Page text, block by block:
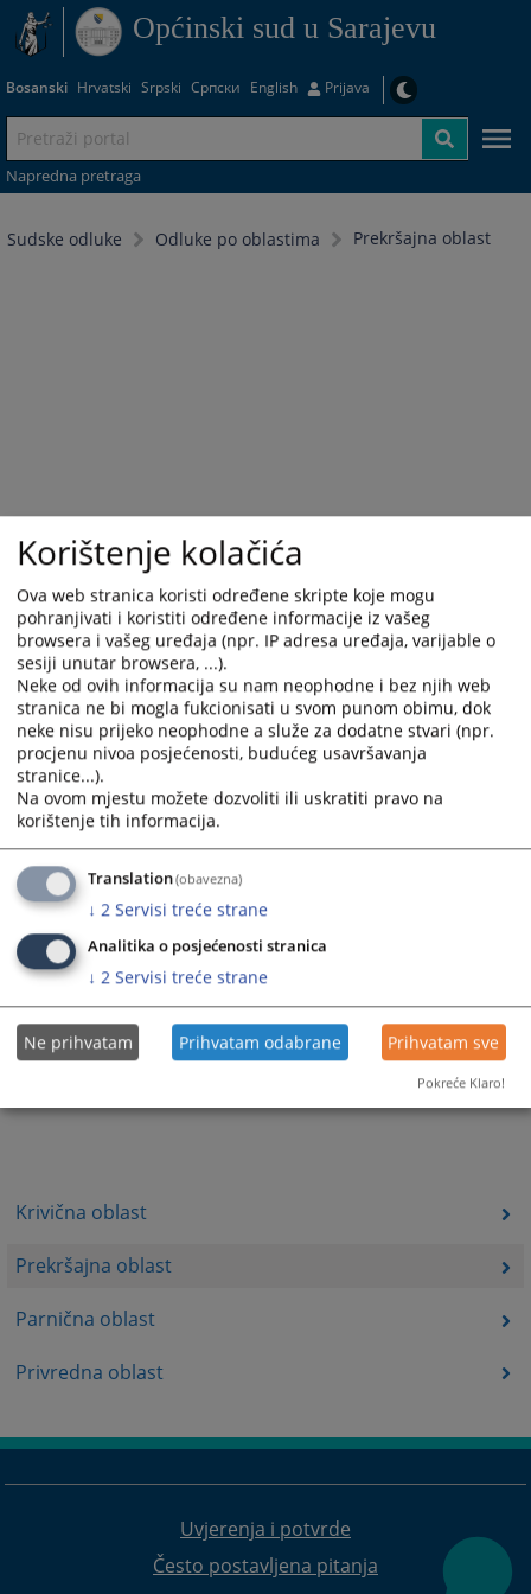
Općinski sud u Sarajevu
Bosanski Hrvatski Srpski Српски English Prijava
Napredna pretraga
Sudske odluke Odluke po oblastima Prekršajna oblast
Krivična oblast
Prekršajna oblast
Parnična oblast
Privredna oblast
Trenutno nema vijesti
Uvjerenja i potvrde
Često postavljena pitanja
Korištenje kolačića
Ova web stranica koristi određene skripte koje mogu
pohranjivati i koristiti određene informacije iz vašeg
browsera i vašeg uređaja (npr. IP adresa uređaja, varijable o
sesiji unutar browsera, ...).
Neke od ovih informacija su nam neophodne i bez njih web
stranica ne bi mogla fukcionisati u svom punom obimu, dok
neke nisu prijeko neophodne a služe za dodatne stvari (npr.
procjenu nivoa posjećenosti, budućeg usavršavanja
stranice...).
Na ovom mjestu možete dozvoliti ili uskratiti pravo na
korištenje tih informacija.
Translation(obavezna)
↓ 2 Servisi treće strane
Analitika o posjećenosti stranica
↓ 2 Servisi treće strane
Ne prihvatam Prihvatam odabrane Prihvatam sve
Pokreće Klaro!